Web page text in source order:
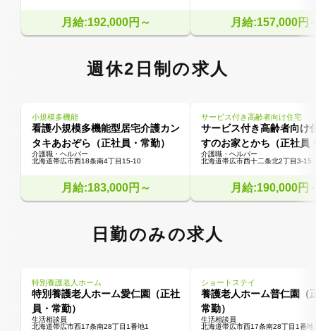
月給:192,000円～ 月給:157,000円
週休2日制の求人
小規模多機能
看護小規模多機能型居宅介護カン
タキあおぞら（正社員・常勤）
介護職・ヘルパー
北海道帯広市西18条南4丁目15-10
月給:183,000円～
サービス付き高齢者向け住宅
サービス付き高齢者向け
すのお家とかち（正社員
介護職・ヘルパー
北海道帯広市西十二条北2丁目3-15
月給:190,000円
日勤のみの求人
特別養護老人ホーム
特別養護老人ホーム愛仁園（正社
員・常勤）
生活相談員
北海道帯広市西17条南28丁目1番地1
ショートステイ
養護老人ホーム普仁園（
常勤）
生活相談員
北海道帯広市西17条南28丁目1番地